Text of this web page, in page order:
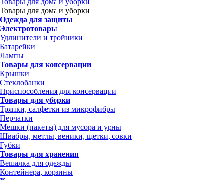
Товары для дома и уборки
Товары для дома и уборки
Одежда для защиты
Электротовары
Удлинители и тройники
Батарейки
Лампы
Товары для консервации
Крышки
Стеклобанки
Приспособления для консервации
Товары для уборки
Тряпки, салфетки из микрофибры
Перчатки
Мешки (пакеты) для мусора и урны
Швабры, метлы, веники, щетки, совки
Губки
Товары для хранения
Вешалка для одежды
Контейнера, корзины